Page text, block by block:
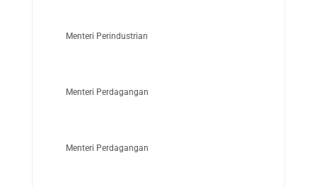
Menteri Perindustrian
Menteri Perdagangan
Menteri Perdagangan